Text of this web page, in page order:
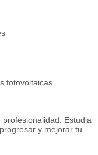
fotovoltaicas
Estudia
y mejorar tu